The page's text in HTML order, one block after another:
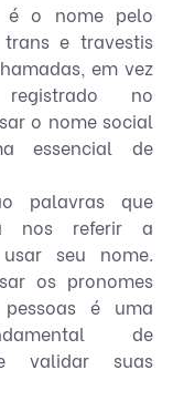
é o nome pelo
e travestis
em vez
no
o nome social
essencial de
palavras que
nos referir a
seu nome.
os pronomes
é uma
de
validar suas